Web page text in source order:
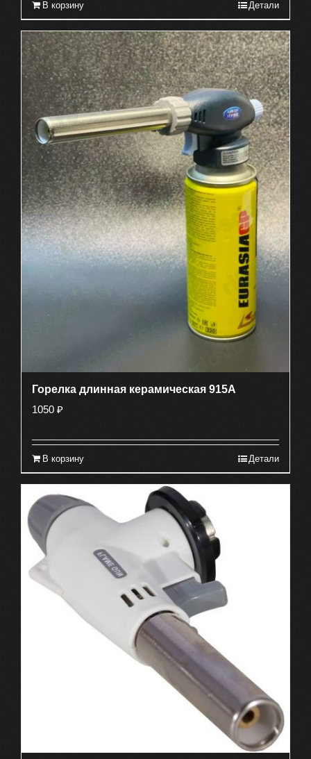
В корзину Детали
Горелка длинная керамическая 915A
1050 ₽
В корзину Детали